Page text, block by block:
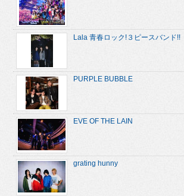
Lala 青春ロック!３ピースバンド!!
PURPLE BUBBLE
EVE OF THE LAIN
grating hunny